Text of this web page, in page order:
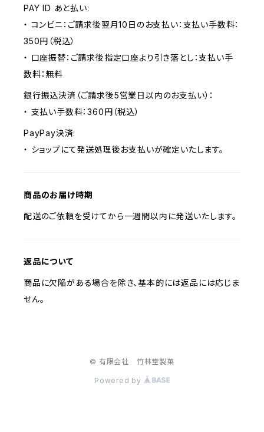
PAY ID あと払い:
・ コンビニ：ご請求後翌月10日のお支払い：支払い手数料：
350円（税込）
・ 口座振替：ご請求後指定口座より引き落とし：支払い手
数料：無料
銀行振込決済（ご請求後5営業日以内のお支払い）：
・ 支払い手数料：360円（税込）
PayPay決済:
・ ショップにて発送処理後お支払いが確定いたします。
商品のお届け時期
配送のご依頼を受けてから一週間以内に発送いたします。
返品について
商品に欠陥がある場合を除き、基本的には返品には応じま
せん。
© 有限会社 竹林堂製菓
Powered by